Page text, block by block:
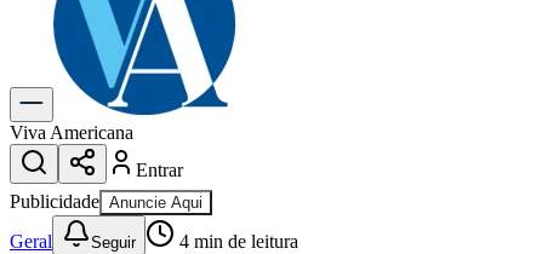
Dia a Dia & Lazer
Gastronomia
Cinema & Shows
Para Sua Empresa
Anuncie no Portal
Cadastrar Empresa
Divulgar VagasNovo
Publicidade Legal
Viva Americana
Entrar
Publicidade Anuncie Aqui
Geral Seguir 4 min de leitura